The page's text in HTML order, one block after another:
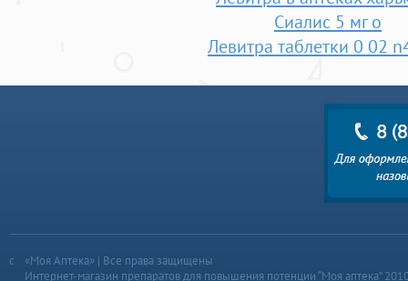
Сиалис 5 мг о
Левитра таблетки 0 02
«Моя Аптека» | Все права защищены
Интернет-магазин препаратов для повышения потенции “Моя аптека”